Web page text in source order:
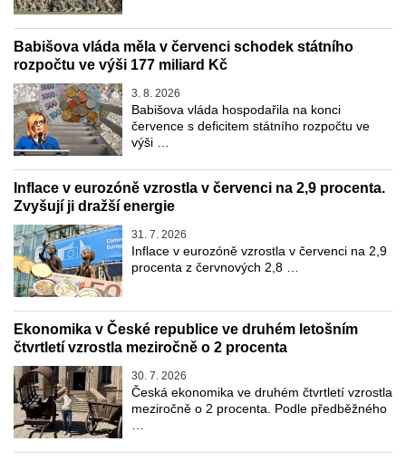
Babišova vláda měla v červenci schodek státního
rozpočtu ve výši 177 miliard Kč
3. 8. 2026
Babišova vláda hospodařila na konci
července s deficitem státního rozpočtu ve
výši …
Inflace v eurozóně vzrostla v červenci na 2,9 procenta.
Zvyšují ji dražší energie
31. 7. 2026
Inflace v eurozóně vzrostla v červenci na 2,9
procenta z červnových 2,8 …
Ekonomika v České republice ve druhém letošním
čtvrtletí vzrostla meziročně o 2 procenta
30. 7. 2026
Česká ekonomika ve druhém čtvrtletí vzrostla
meziročně o 2 procenta. Podle předběžného